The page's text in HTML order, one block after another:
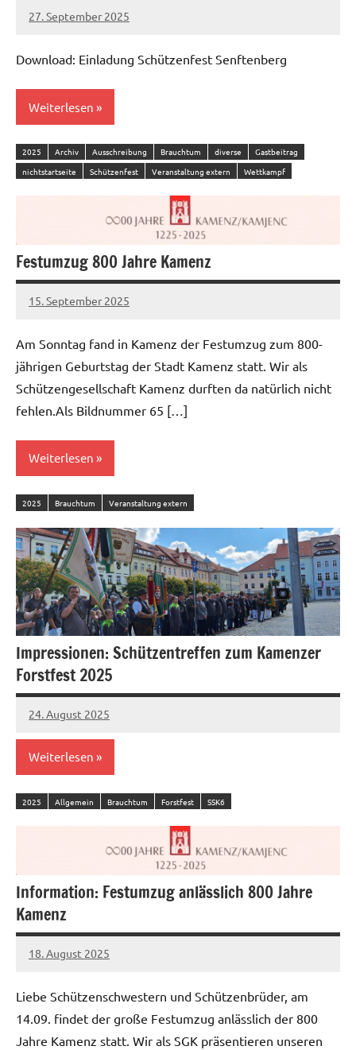
27. September 2025
Thomas
Download: Einladung Schützenfest Senftenberg
Weiterlesen
2025 Archiv Ausschreibung Brauchtum diverse
Gastbeitrag
nichtstartseite
Schützenfest Veranstaltung extern Wettkampf
Festumzug 800 Jahre Kamenz
15. September 2025
admin
Am Sonntag fand in Kamenz der Festumzug zum 800-
jährigen Geburtstag der Stadt Kamenz statt. Wir als
Schützengesellschaft Kamenz durften da natürlich nicht
fehlen.Als Bildnummer 65 […]
Weiterlesen
2025 Brauchtum Veranstaltung extern
Impressionen: Schützentreffen zum Kamenzer
Forstfest 2025
24. August 2025
admin
Weiterlesen
2025 Allgemein Brauchtum Forstfest SSK6
Information: Festumzug anlässlich 800 Jahre
Kamenz
18. August 2025
admin
Liebe Schützenschwestern und Schützenbrüder, am
14.09. findet der große Festumzug anlässlich der 800
Jahre Kamenz statt. Wir als SGK präsentieren unseren